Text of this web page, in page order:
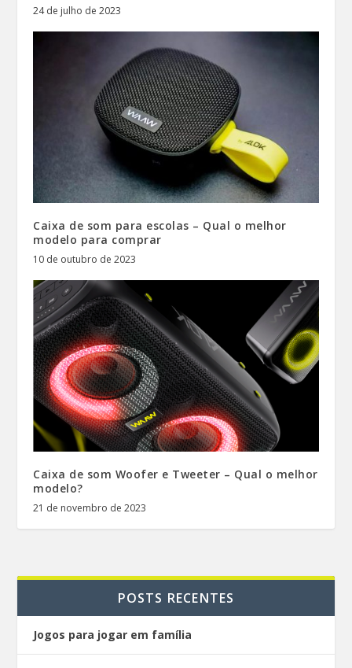
24 de julho de 2023
Caixa de som para escolas – Qual o melhor
modelo para comprar
10 de outubro de 2023
Caixa de som Woofer e Tweeter – Qual o melhor
modelo?
21 de novembro de 2023
POSTS RECENTES
Jogos para jogar em família